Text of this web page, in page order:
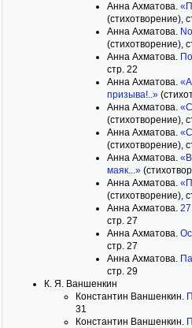
Анна Ахматова.
(стихотворение),
Анна Ахматова.
(стихотворение),
Анна Ахматова.
стр. 22
Анна Ахматова.
призыва!..»
Анна Ахматова.
(стихотворение),
Анна Ахматова.
(стихотворение),
Анна Ахматова.
маяк...»
Анна Ахматова.
(стихотворение),
Анна Ахматова.
стр. 27
Анна Ахматова.
стр. 27
Анна Ахматова.
стр. 29
К. Я. Ваншенкин
Константин Ваншенкин.
31
Константин Ваншенкин.